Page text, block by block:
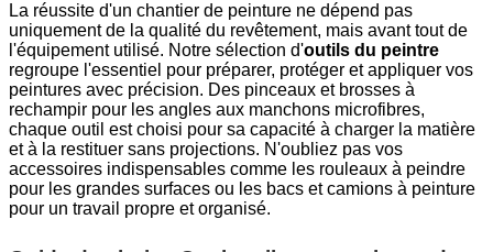
La réussite d'un chantier de peinture ne dépend pas
uniquement de la qualité du revêtement, mais avant tout de
l'équipement utilisé. Notre sélection d'outils du peintre
regroupe l'essentiel pour préparer, protéger et appliquer vos
peintures avec précision. Des pinceaux et brosses à
rechampir pour les angles aux manchons microfibres,
chaque outil est choisi pour sa capacité à charger la matière
et à la restituer sans projections. N'oubliez pas vos
accessoires indispensables comme les rouleaux à peindre
pour les grandes surfaces ou les bacs et camions à peinture
pour un travail propre et organisé.